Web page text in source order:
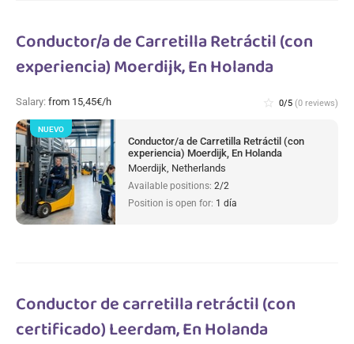
Conductor/a de Carretilla Retráctil (con
experiencia) Moerdijk, En Holanda
Salary: from 15,45€/h star_border 0/5 (0 reviews)
Conductor/a de Carretilla Retráctil (con
experiencia) Moerdijk, En Holanda
Moerdijk, Netherlands
Available positions: 2/2
Position is open for: 1 día
NUEVO
Conductor de carretilla retráctil (con
certificado) Leerdam, En Holanda